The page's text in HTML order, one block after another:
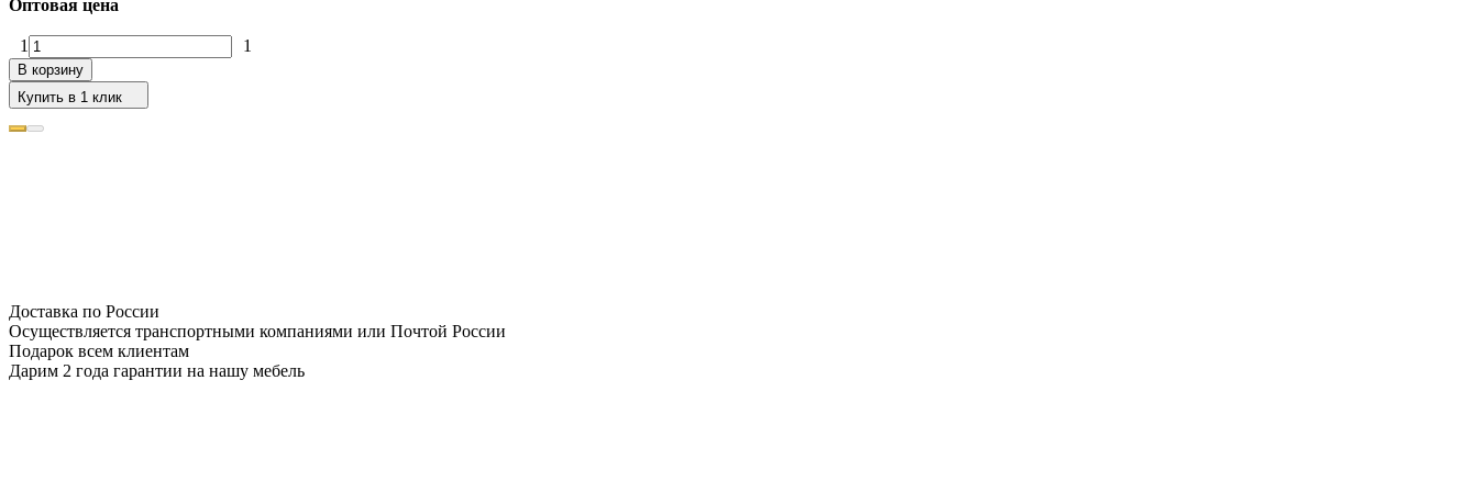
Оптовая цена
1 1
В корзину
Купить в 1 клик
Доставка по России
Осуществляется транспортными компаниями или Почтой России
Подарок всем клиентам
Дарим 2 года гарантии на нашу мебель